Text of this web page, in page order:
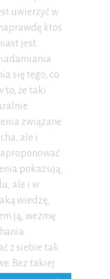
uwierzyć w
ktoś
jest
się tego, co
to, że taki
związane
ale i
pokazują,
ale i w
wiedzę,
ją, wezmę
z siebie tak
Bez takiej